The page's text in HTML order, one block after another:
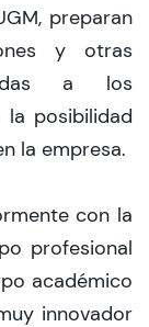
preparan
y otras
a los
la posibilidad
la empresa.
con la
profesional
académico
innovador